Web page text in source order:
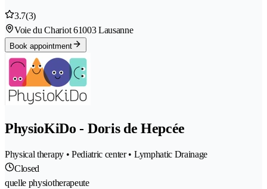
3.7(3)
Voie du Chariot 61003 Lausanne
Book appointment
PhysioKiDo - Doris de Hepcée
Physical therapy • Pediatric center • Lymphatic Drainage
Closed
quelle physiotherapeute